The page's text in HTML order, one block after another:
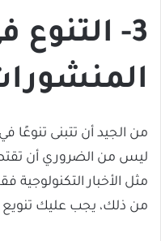
3- التنوع
من الجيد أن تتبنى
ليس من الضروري أن
مثل الأخبار التكنولوجية
من ذلك، يجب عليك تنويع